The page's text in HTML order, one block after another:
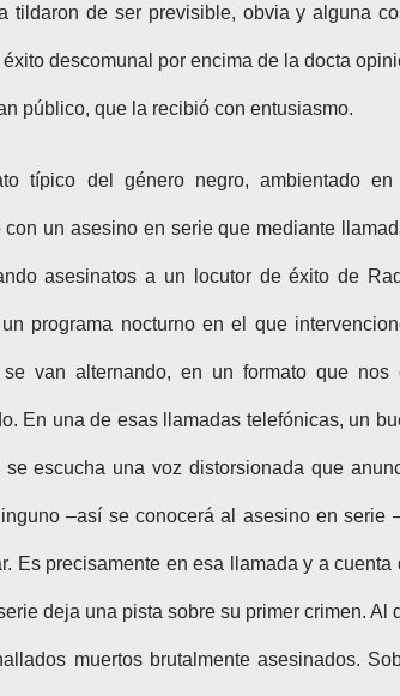
tildaron de ser previsible, obvia y alguna
descomunal por encima de la docta
público, que la recibió con entusiasmo.
típico del género negro, ambientado en
con un asesino en serie que mediante
asesinatos a un locutor de éxito de
programa nocturno en el que
van alternando, en un formato que nos
En una de esas llamadas telefónicas, un
escucha una voz distorsionada que
–así se conocerá al asesino en serie
Es precisamente en esa llamada y a cuenta
deja una pista sobre su primer crimen. Al
muertos brutalmente asesinados.